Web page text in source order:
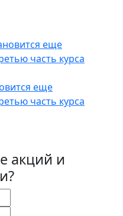
еще
часть курса
акций и